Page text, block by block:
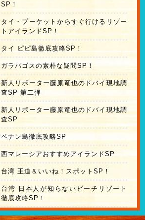
SP！
タイ・プーケットからすぐ行けるリゾー
トアイランドSP！
タイ ピピ島徹底攻略SP！
ガラパゴスの素朴な疑問SP！
新人リポーター藤原竜也のドバイ現地調
査SP 第二弾
新人リポーター藤原竜也のドバイ現地調
査SP
ペナン島徹底攻略SP
西マレーシアおすすめアイランドSP
台湾 王道＆いいね！スポットSP！
台湾 日本人が知らないビーチリゾート
徹底攻略SP！